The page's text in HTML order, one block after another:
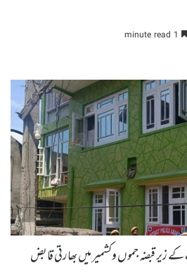
زیر قبضہ جموں وکشمیر میں بھارتی قابض